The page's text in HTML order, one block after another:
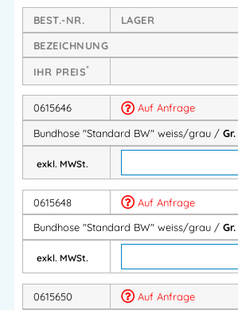
Produktvorteile:
100 % Baumwolle (270 g/m²):
atmungsaktiv
Elastischer Gummieinsatz im Bund
und Flexibilität
Klassischer, gerader Schnitt mit
Standard-Berufsbekleidung für
und Gewerbe
Standard-Berufsbekleidung mit
Verhältnis
Produktbeschreibung:
Bundhose mit Gummizug
BEST.-NR.
LAGER
BEZEICHNUNG
IHR PREIS*
0615646
Auf Anfrage
Bundhose "Standard BW" weiss/grau /
exkl. MWSt.
0615648
Auf Anfrage
Bundhose "Standard BW" weiss/grau /
exkl. MWSt.
0615650
Auf Anfrage